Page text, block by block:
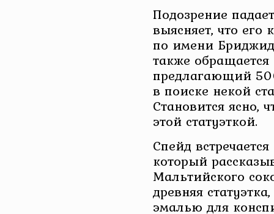
Подозрение
выясняет, что
по имени
также
предлагающий
в поиске некой
Становится ясно,
этой статуэткой.
Спейд
который
Мальтийского
древняя
эмалью для